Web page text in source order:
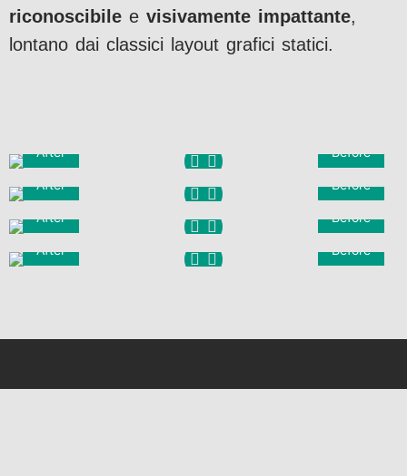
riconoscibile e visivamente impattante,
lontano dai classici layout grafici statici.
After Before
After Before
After Before
After Before